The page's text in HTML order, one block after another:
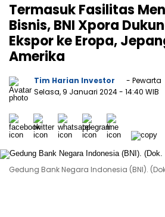
Termasuk Fasilitas
Bisnis, BNI Xpora
Ekspor ke Eropa,
Amerika
Tim Harian Investor
- Pewarta
Selasa, 9 Januari 2024- 14:40 WIB
Gedung Bank Negara Indonesia (BNI).